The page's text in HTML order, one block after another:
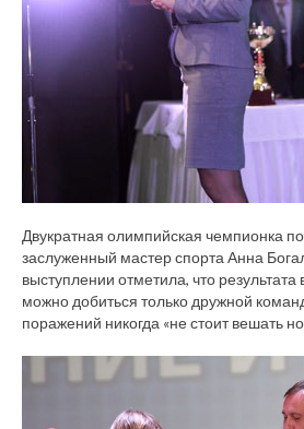
Двукратная олимпийская чемпионка
заслуженный мастер спорта Анна
выступлении отметила, что
можно добиться только дружной
поражений никогда «не стоит вешать